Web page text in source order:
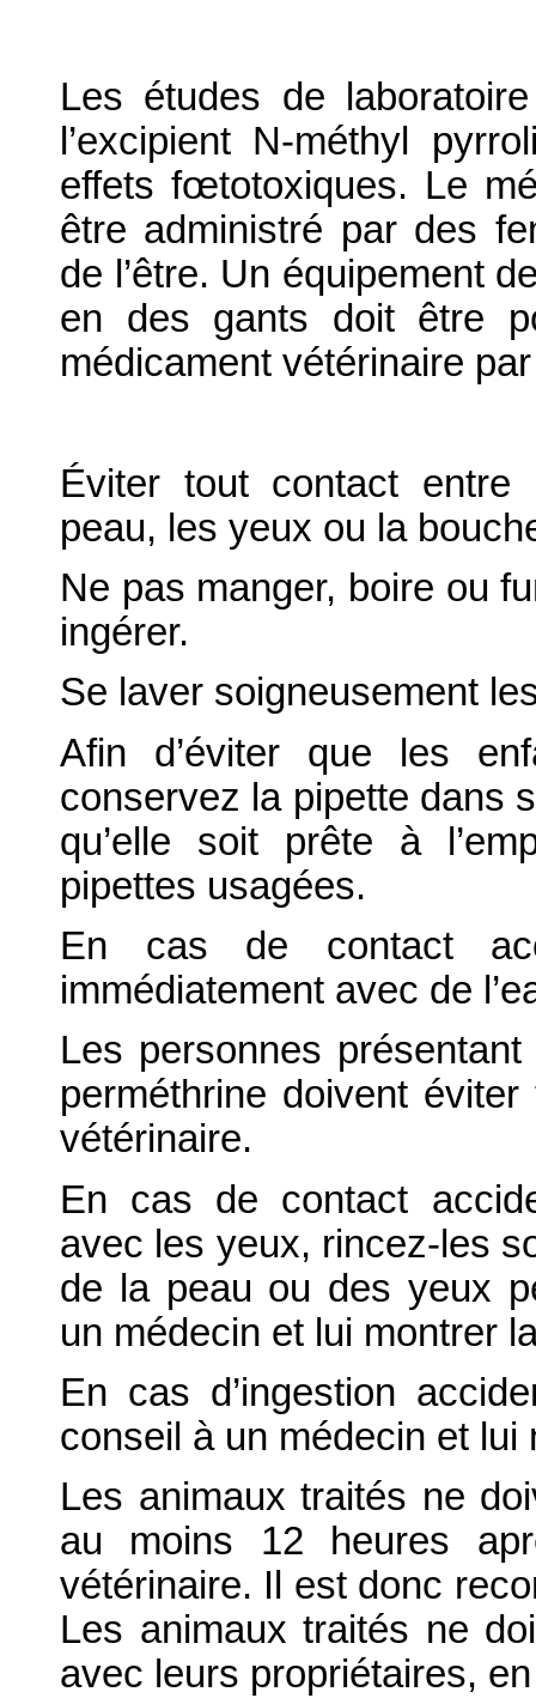
Les études de
l’excipient N-méthyl
effets fœtotoxiques. Le
être administré par des
de l’être. Un équipement
en des gants doit être
médicament vétérinaire
Éviter tout contact entre
peau, les yeux ou la
Ne pas manger, boire ou
ingérer.
Se laver soigneusement
Afin d’éviter que les
conservez la pipette dans
qu’elle soit prête à
pipettes usagées.
En cas de contact
immédiatement avec de
Les personnes
perméthrine doivent
vétérinaire.
En cas de contact
avec les yeux, rincez-les
de la peau ou des yeux
un médecin et lui montrer
En cas d’ingestion
conseil à un médecin et lui
Les animaux traités ne
au moins 12 heures
vétérinaire. Il est donc
Les animaux traités ne
avec leurs propriétaires,